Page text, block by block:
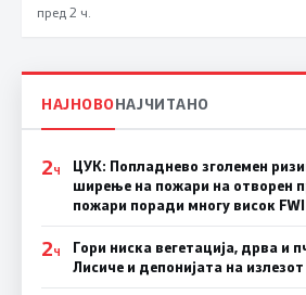
пред 2 ч.
НАЈНОВОНАЈЧИТАНО
2Ч
ЦУК: Попладнево зголемен
ширење на пожари на отворен
пожари поради многу висок FWI
2Ч
Гори ниска вегетација, дрва и
Лисиче и депонијата на